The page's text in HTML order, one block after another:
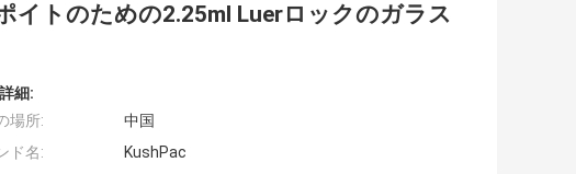
イトのための2.25ml Luerロックのガラス
細:
場所:
中国
ド名:
KushPac